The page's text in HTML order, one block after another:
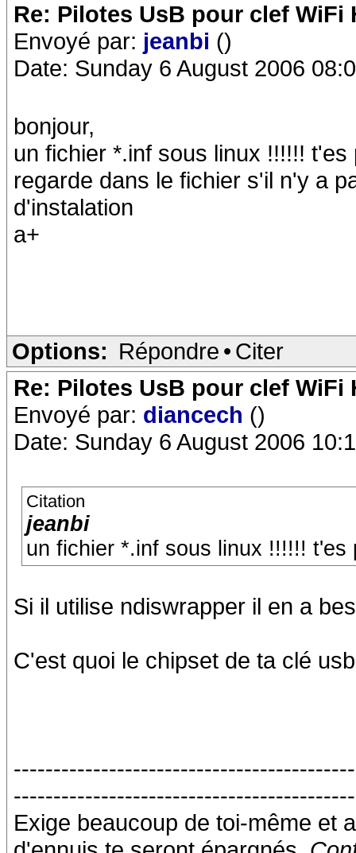
Re: Pilotes UsB pour clef WiFi
Envoyé par: jeanbi ()
Date: Sunday 6 August 2006
bonjour,
un fichier *.inf sous linux !!!!!!
regarde dans le fichier s'il n'y a
d'instalation
a+
Options: Répondre • Citer
Re: Pilotes UsB pour clef WiFi
Envoyé par: diancech ()
Date: Sunday 6 August 2006
Citation
jeanbi
un fichier *.inf sous linux !!!!!!
Si il utilise ndiswrapper il en a
C'est quoi le chipset de ta clé
Exige beaucoup de toi-même et